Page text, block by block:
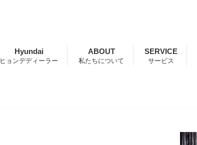
Hyundai
ヒョンデディーラー
ABOUT
私たちについて
SERVICE
サービス